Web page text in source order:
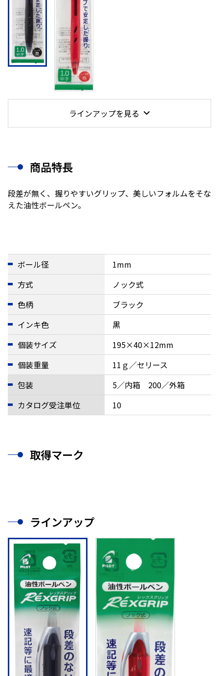
ラインアップを見る
商品特長
段差が無く、握りやすいグリップ、美しいフォルムをそな
えた油性ボールペン。
ボール径
1mm
方式
ノック式
色柄
ブラック
インキ色
黒
個装サイズ
195×40×12mm
個装重量
11ｇ／セリース
包装
5／内箱 200／外箱
カタログ受注単位
10
取得マーク
ラインアップ